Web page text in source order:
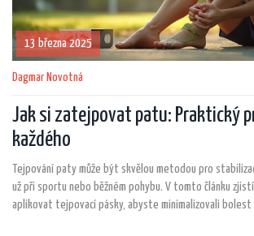
13 března 2025
Dagmar Novotná
Jak si zatejpovat patu: Praktický
každého
Tejpování paty může být skvělou metodou pro
už při sportu nebo běžném pohybu. V tomto článku
aplikovat tejpovací pásky, abyste minimalizovali bolest